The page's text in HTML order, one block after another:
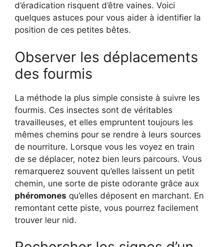
d’éradication risquent d’être vaines. Voici
quelques astuces pour vous aider à identifier la
position de ces petites bêtes.
Observer les déplacements
des fourmis
La méthode la plus simple consiste à suivre les
fourmis. Ces insectes sont de véritables
travailleuses, et elles empruntent toujours les
mêmes chemins pour se rendre à leurs sources
de nourriture. Lorsque vous les voyez en train
de se déplacer, notez bien leurs parcours. Vous
remarquerez souvent qu’elles laissent un petit
chemin, une sorte de piste odorante grâce aux
phéromones qu’elles déposent en marchant. En
remontant cette piste, vous pourrez facilement
trouver leur nid.